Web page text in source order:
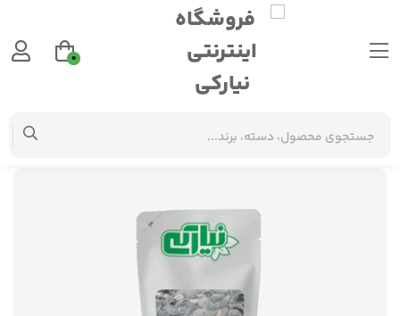
گیاهان دارویی آمله مقشر
0